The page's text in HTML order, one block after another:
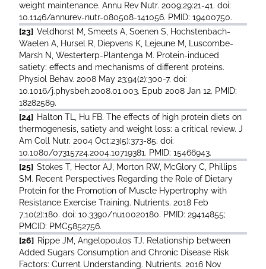
weight maintenance. Annu Rev Nutr. 2009;29:21-41. doi:
10.1146/annurev-nutr-080508-141056. PMID: 19400750.
[23] Veldhorst M, Smeets A, Soenen S, Hochstenbach-
Waelen A, Hursel R, Diepvens K, Lejeune M, Luscombe-
Marsh N, Westerterp-Plantenga M. Protein-induced
satiety: effects and mechanisms of different proteins.
Physiol Behav. 2008 May 23;94(2):300-7. doi:
10.1016/j.physbeh.2008.01.003. Epub 2008 Jan 12. PMID:
18282589.
[24] Halton TL, Hu FB. The effects of high protein diets on
thermogenesis, satiety and weight loss: a critical review. J
Am Coll Nutr. 2004 Oct;23(5):373-85. doi:
10.1080/07315724.2004.10719381. PMID: 15466943.
[25] Stokes T, Hector AJ, Morton RW, McGlory C, Phillips
SM. Recent Perspectives Regarding the Role of Dietary
Protein for the Promotion of Muscle Hypertrophy with
Resistance Exercise Training. Nutrients. 2018 Feb
7;10(2):180. doi: 10.3390/nu10020180. PMID: 29414855;
PMCID: PMC5852756.
[26] Rippe JM, Angelopoulos TJ. Relationship between
Added Sugars Consumption and Chronic Disease Risk
Factors: Current Understanding. Nutrients. 2016 Nov